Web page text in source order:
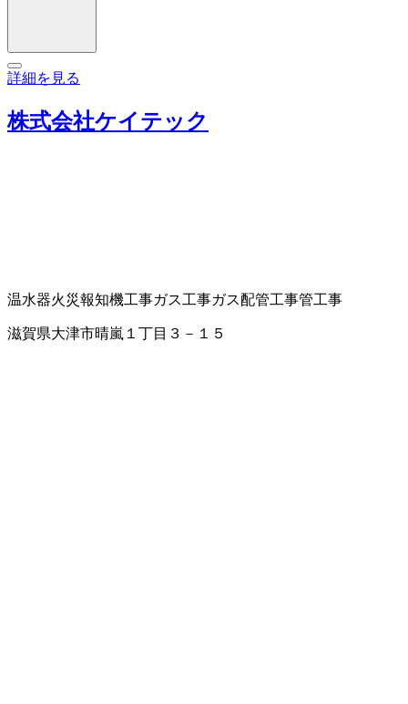
詳細を見る
株式会社ケイテック
温水器火災報知機工事ガス工事ガス配管工事管工事
滋賀県大津市晴嵐１丁目３－１５